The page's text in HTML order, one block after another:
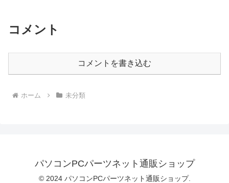
コメント
コメントを書き込む
ホーム 未分類
パソコンPCパーツネット通販ショップ
© 2024 パソコンPCパーツネット通販ショップ.